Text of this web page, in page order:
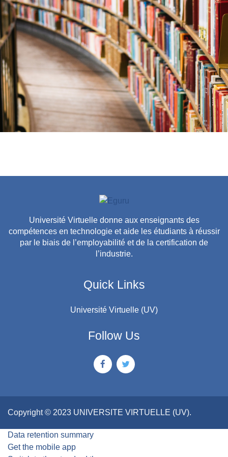
Université Virtuelle donne aux enseignants des
compétences en technologie et aide les étudiants à réussir
par le biais de l’employabilité et de la certification de
l’industrie.
Quick Links
Université Virtuelle (UV)
Follow Us
Copyright © 2023 UNIVERSITE VIRTUELLE (UV).
Data retention summary
Get the mobile app